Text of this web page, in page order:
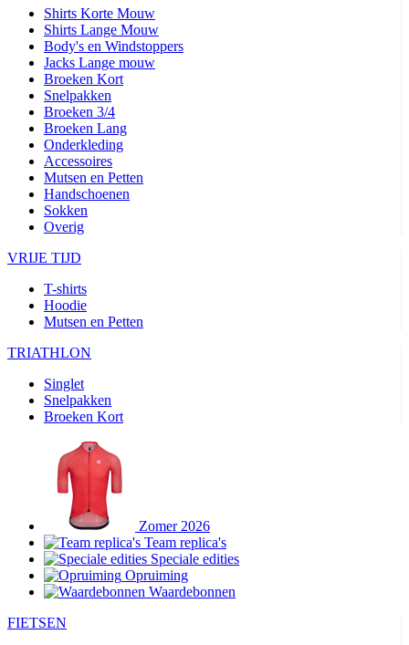
Shirts Korte Mouw
Shirts Lange Mouw
Body's en Windstoppers
Jacks Lange mouw
Broeken Kort
Snelpakken
Broeken 3/4
Broeken Lang
Onderkleding
Accessoires
Mutsen en Petten
Handschoenen
Sokken
Overig
VRIJE TIJD
T-shirts
Hoodie
Mutsen en Petten
TRIATHLON
Singlet
Snelpakken
Broeken Kort
Zomer 2026
Team replica's
Speciale edities
Opruiming
Waardebonnen
FIETSEN